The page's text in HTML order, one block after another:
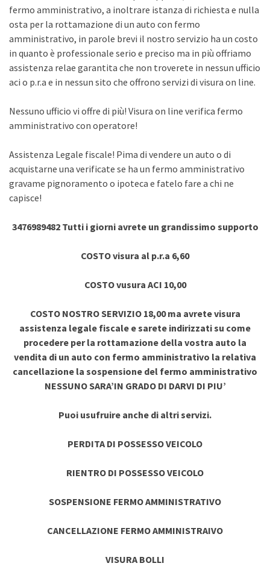
fermo amministrativo, a inoltrare istanza di richiesta e nulla
osta per la rottamazione di un auto con fermo
amministrativo, in parole brevi il nostro servizio ha un costo
in quanto è professionale serio e preciso ma in più offriamo
assistenza relae garantita che non troverete in nessun ufficio
aci o p.r.a e in nessun sito che offrono servizi di visura on line.
Nessuno ufficio vi offre di più! Visura on line verifica fermo
amministrativo con operatore!
Assistenza Legale fiscale! Pima di vendere un auto o di
acquistarne una verificate se ha un fermo amministrativo
gravame pignoramento o ipoteca e fatelo fare a chi ne
capisce!
3476989482 Tutti i giorni avrete un grandissimo supporto
COSTO visura al p.r.a 6,60
COSTO vusura ACI 10,00
COSTO NOSTRO SERVIZIO 18,00 ma avrete visura
assistenza legale fiscale e sarete indirizzati su come
procedere per la rottamazione della vostra auto la
vendita di un auto con fermo amministrativo la relativa
cancellazione la sospensione del fermo amministrativo
NESSUNO SARA’IN GRADO DI DARVI DI PIU’
Puoi usufruire anche di altri servizi.
PERDITA DI POSSESSO VEICOLO
RIENTRO DI POSSESSO VEICOLO
SOSPENSIONE FERMO AMMINISTRATIVO
CANCELLAZIONE FERMO AMMINISTRAIVO
VISURA BOLLI